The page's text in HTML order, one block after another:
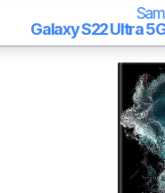
Galaxy S22 Ultra